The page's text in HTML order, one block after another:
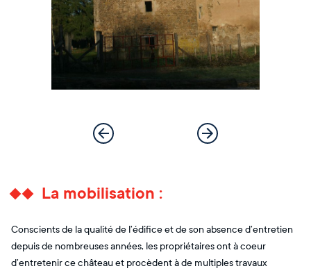
La mobilisation :
Conscients de la qualité de l’édifice et de son absence d’entretien
depuis de nombreuses années, les propriétaires ont à coeur
d’entretenir ce château et procèdent à de multiples travaux